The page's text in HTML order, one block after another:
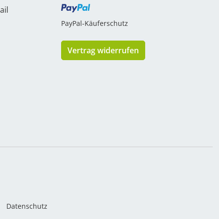
PayPal-Käuferschutz
Vertrag widerrufen
Datenschutz